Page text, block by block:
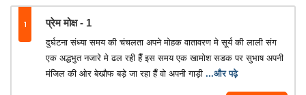
1 प्रेम मोक्ष - 1
दुर्घटना संध्या समय की चंचलता अपने मोहक वातावरण मे सूर्य की लाली संग
एक अद्धभुत नजारे मे ढल रही हैँ इस समय एक खामोश सडक पर सुभाष अपनी
मंजिल की ओर बेखौफ बड़े जा रहा हैँ वो अपनी गाड़ी ...और पढ़े